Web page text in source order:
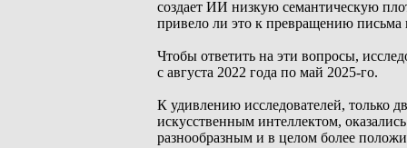
создает ИИ низкую семантическую
привело ли это к превращению письма
Чтобы ответить на эти вопросы,
с августа 2022 года по май 2025-го.
К удивлению исследователей, только
искусственным интеллектом,
разнообразным и в целом более